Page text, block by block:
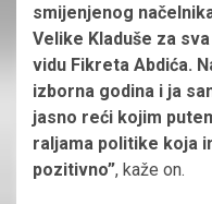
smijenjenog
Velike Kladuše za
vidu Fikreta Abdića.
izborna godina i ja
jasno reći kojim
raljama politike koja
pozitivno”, kaže on.